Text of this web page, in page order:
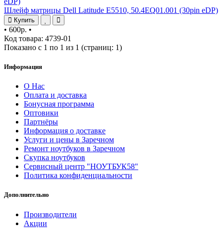
Шлейф матрицы Dell Latitude E5510, 50.4EQ01.001 (30pin eDP)
Купить
• 600р. •
Код товара: 4739-01
Показано с 1 по 1 из 1 (страниц: 1)
Информация
О Нас
Оплата и доставка
Бонусная программа
Оптовики
Партнёры
Информация о доставке
Услуги и цены в Заречном
Ремонт ноутбуков в Заречном
Скупка ноутбуков
Сервисный центр "НОУТБУК58"
Политика конфиденциальности
Дополнительно
Производители
Акции